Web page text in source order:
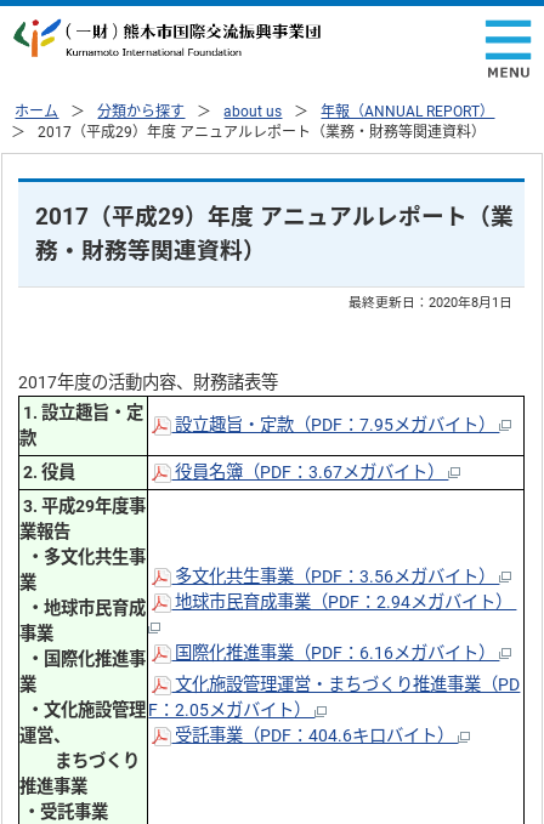
ホーム 分類から探す about us
年報（ANNUAL REPORT）
2017（平成29）年度 アニュアルレポート（業務・財務等関連資料）
2017（平成29）年度 アニュアルレポート（業
務・財務等関連資料）
最終更新日：2020年8月1日
2017年度の活動内容、財務諸表等
1. 設立趣旨・定
款
設立趣旨・定款（PDF：7.95メガバイト）
2. 役員
役員名簿（PDF：3.67メガバイト）
3. 平成29年度事
業報告
・多文化共生事
業
・地球市民育成
事業
・国際化推進事
業
・文化施設管理
運営、
まちづくり
推進事業
・受託事業
多文化共生事業（PDF：3.56メガバイト）
地球市民育成事業（PDF：2.94メガバイト）
国際化推進事業（PDF：6.16メガバイト）
文化施設管理運営・まちづくり推進事業（PD
F：2.05メガバイト）
受託事業（PDF：404.6キロバイト）